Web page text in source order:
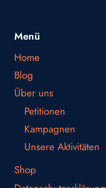
Menü
Home
Blog
Über uns
Petitionen
Kampagnen
Unsere Aktivitäten
Shop